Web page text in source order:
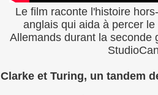
Le film raconte l'histoire
anglais qui aida à percer
Allemands durant la
Clarke et Turing, un tandem